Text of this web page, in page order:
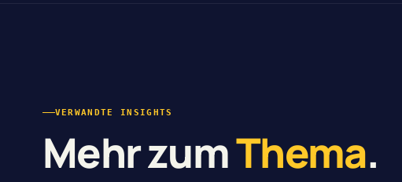
VERWANDTE INSIGHTS
Mehr zumThema.